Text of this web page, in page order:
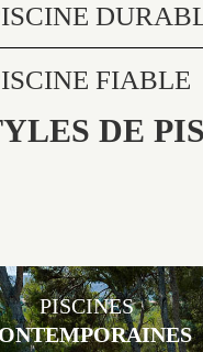
FIABLE
DE
PISCINES